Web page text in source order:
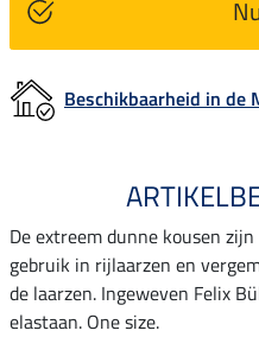
Beschikbaarheid in de
De extreem dunne kousen
gebruik in rijlaarzen en
de laarzen. Ingeweven Felix
elastaan. One size.